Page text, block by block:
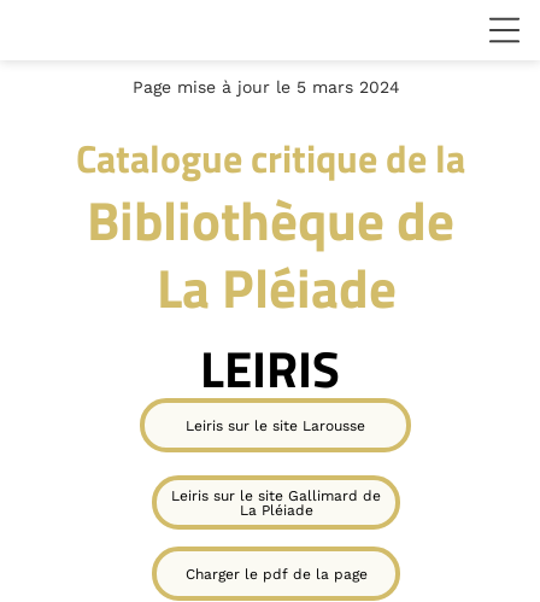
Catalogue critique de la
Bibliothèque de
La Pléiade
Page mise à jour le 5 mars 2024
LEIRIS
Charger le pdf de la page
Leiris sur le site Larousse
Leiris sur le site Gallimard de
La Pléiade